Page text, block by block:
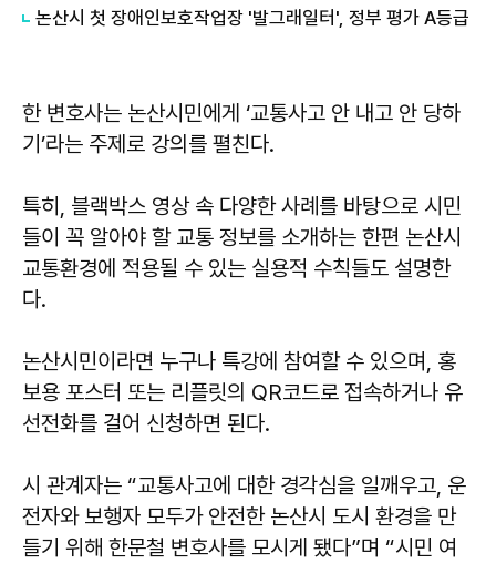
논산시 첫 장애인보호작업장 '발그래일터', 정부 평가 A등급
한 변호사는 논산시민에게 ‘교통사고 안 내고 안 당하
기’라는 주제로 강의를 펼친다.
특히, 블랙박스 영상 속 다양한 사례를 바탕으로 시민
들이 꼭 알아야 할 교통 정보를 소개하는 한편 논산시
교통환경에 적용될 수 있는 실용적 수칙들도 설명한
다.
논산시민이라면 누구나 특강에 참여할 수 있으며, 홍
보용 포스터 또는 리플릿의 QR코드로 접속하거나 유
선전화를 걸어 신청하면 된다.
시 관계자는 “교통사고에 대한 경각심을 일깨우고, 운
전자와 보행자 모두가 안전한 논산시 도시 환경을 만
들기 위해 한문철 변호사를 모시게 됐다”며 “시민 여